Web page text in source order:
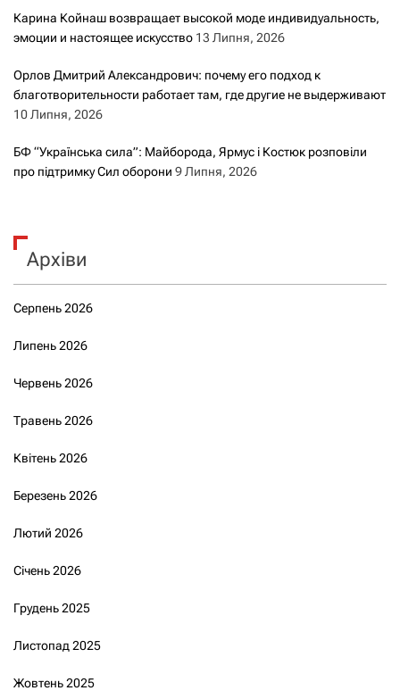
Карина Койнаш возвращает высокой моде индивидуальность,
эмоции и настоящее искусство 13 Липня, 2026
Орлов Дмитрий Александрович: почему его подход к
благотворительности работает там, где другие не выдерживают
10 Липня, 2026
БФ “Українська сила”: Майборода, Ярмус і Костюк розповіли
про підтримку Сил оборони 9 Липня, 2026
Архіви
Серпень 2026
Липень 2026
Червень 2026
Травень 2026
Квітень 2026
Березень 2026
Лютий 2026
Січень 2026
Грудень 2025
Листопад 2025
Жовтень 2025